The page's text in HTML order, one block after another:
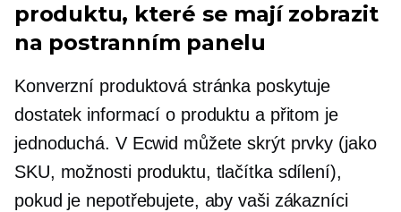
produktu, které se mají zobrazit
na postranním panelu
Konverzní produktová stránka poskytuje
dostatek informací o produktu a přitom je
jednoduchá. V Ecwid můžete skrýt prvky (jako
SKU, možnosti produktu, tlačítka sdílení),
pokud je nepotřebujete, aby vaši zákazníci